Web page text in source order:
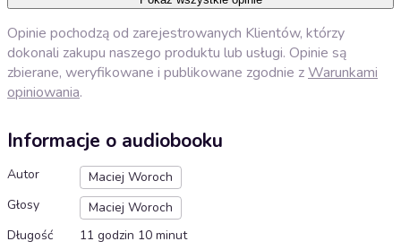
Opinie pochodzą od zarejestrowanych Klientów, którzy
dokonali zakupu naszego produktu lub usługi. Opinie są
zbierane, weryfikowane i publikowane zgodnie zWarunkami
opiniowania.
Informacje o audiobooku
Autor
Maciej Woroch
Głosy
Maciej Woroch
Długość
11 godzin 10 minut